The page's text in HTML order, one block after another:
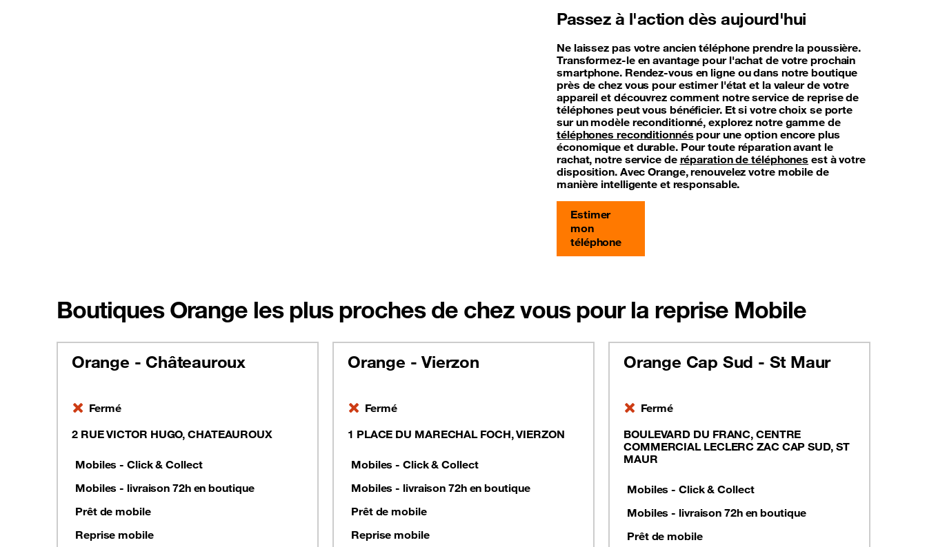
Passez à l'action dès aujourd'hui
Ne laissez pas votre ancien téléphone prendre la poussière.
Transformez-le en avantage pour l'achat de votre prochain
smartphone. Rendez-vous en ligne ou dans notre boutique
près de chez vous pour estimer l'état et la valeur de votre
appareil et découvrez comment notre service de reprise de
téléphones peut vous bénéficier. Et si votre choix se porte
sur un modèle reconditionné, explorez notre gamme de
téléphones reconditionnés pour une option encore plus
économique et durable. Pour toute réparation avant le
rachat, notre service de réparation de téléphones est à votre
disposition. Avec Orange, renouvelez votre mobile de
manière intelligente et responsable.
Estimer
mon
téléphone
Boutiques Orange les plus proches de chez vous pour la reprise Mobile
Orange - Châteauroux
Fermé
2 RUE VICTOR HUGO, CHATEAUROUX
Mobiles - Click & Collect
Mobiles - livraison 72h en boutique
Prêt de mobile
Reprise mobile
Orange - Vierzon
Fermé
1 PLACE DU MARECHAL FOCH, VIERZON
Mobiles - Click & Collect
Mobiles - livraison 72h en boutique
Prêt de mobile
Reprise mobile
Orange Cap Sud - St Maur
Fermé
BOULEVARD DU FRANC, CENTRE
COMMERCIAL LECLERC ZAC CAP SUD, ST
MAUR
Mobiles - Click & Collect
Mobiles - livraison 72h en boutique
Prêt de mobile